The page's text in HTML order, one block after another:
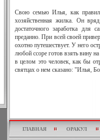
Свою семью Илья, как
хозяйственная жилка. Он
достаточного заработка для
преданно. При всей своей
охотно путешествует. У него
любой ссоре готов взять вину
в целом это человек, как бы
святцах о нем сказано: "Илья,
ГЛАВНАЯ ОРАКУЛ